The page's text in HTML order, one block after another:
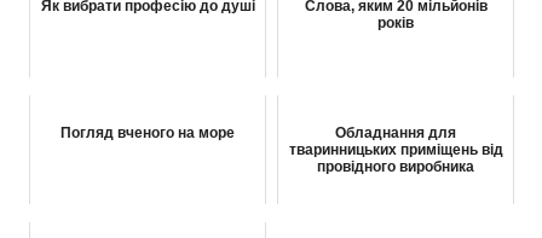
Як вибрати професію до душі
Слова, яким 20 мільйонів
років
Погляд вченого на море
Обладнання для
тваринницьких приміщень від
провідного виробника